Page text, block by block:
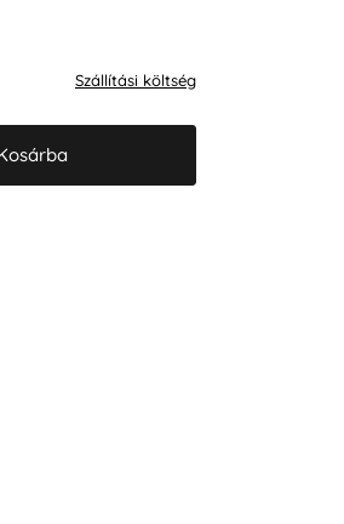
Szállítási költség